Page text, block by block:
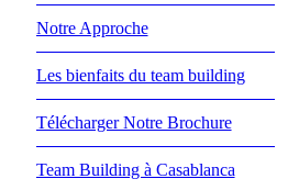
Notre Approche
Les bienfaits du team building
Télécharger Notre Brochure
Team Building à Casablanca